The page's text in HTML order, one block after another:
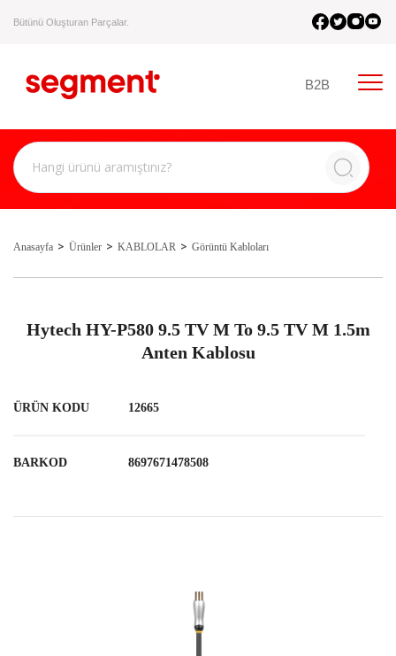
Bütünü Oluşturan Parçalar.
B2B
Anasayfa Ürünler KABLOLAR Görüntü Kabloları
Hytech HY-P580 9.5 TV M To 9.5 TV M 1.5m
Anten Kablosu
ÜRÜN KODU 12665
BARKOD 8697671478508